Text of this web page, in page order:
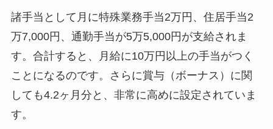
諸手当として月に特殊業務手当2万円、住居手当2
万7,000円、通勤手当が5万5,000円が支給されま
す。合計すると、月給に10万円以上の手当がつく
ことになるのです。さらに賞与（ボーナス）に関
しても4.2ヶ月分と、非常に高めに設定されていま
す。